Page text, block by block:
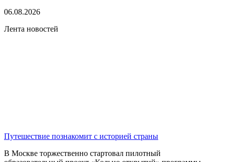
06.08.2026
Лента новостей
Путешествие познакомит с историей страны
В Москве торжественно стартовал пилотный